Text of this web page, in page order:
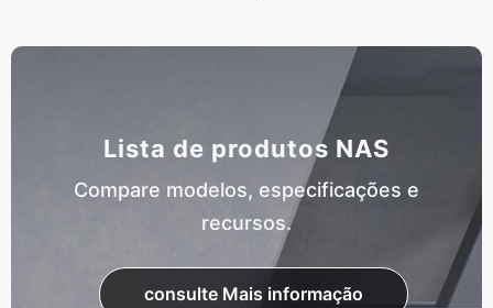
Lista de produtos NAS
Compare modelos, especificações e
recursos.
consulte Mais informação